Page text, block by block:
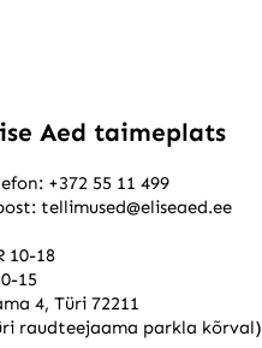
Aed taimeplats
+372 55 11 499
tellimused@eliseaed.ee
10-18
15
4, Türi 72211
raudteejaama parkla kõrval)